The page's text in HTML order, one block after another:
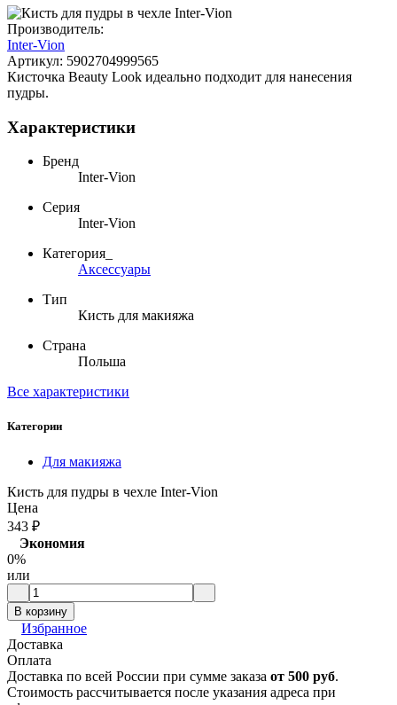
Производитель:
Inter-Vion
Артикул: 5902704999565
Кисточка Beauty Look идеально подходит для нанесения
пудры.
Характеристики
Бренд
Inter-Vion
Серия
Inter-Vion
Категория_
Аксессуары
Тип
Кисть для макияжа
Страна
Польша
Все характеристики
Категории
Для макияжа
Кисть для пудры в чехле Inter-Vion
Цена
343 ₽
Экономия
0%
или
В корзину
Избранное
Доставка
Оплата
Доставка по всей России при сумме заказа от 500 руб.
Стоимость рассчитывается после указания адреса при